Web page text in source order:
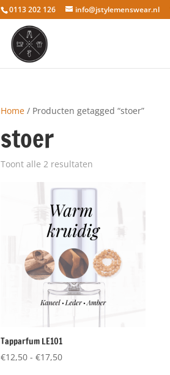
0113 202 126 info@jstylemenswear.nl
Home / Producten getagged “stoer”
stoer
Toont alle 2 resultaten
Tapparfum LE101
€12,50 - €17,50Prijsklasse: